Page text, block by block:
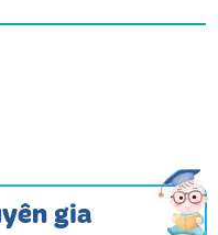
gia